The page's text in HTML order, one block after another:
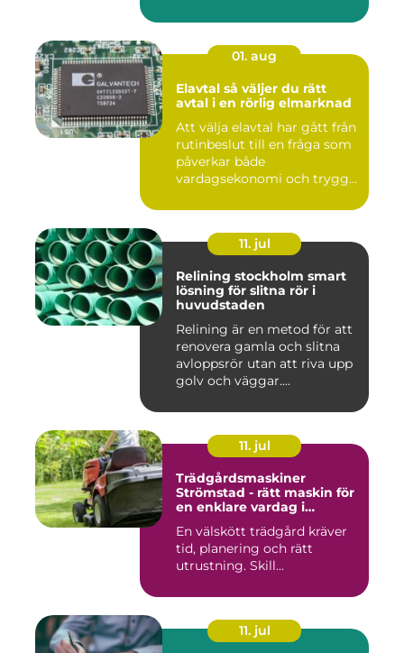
01. aug
Elavtal så väljer du rätt
avtal i en rörlig elmarknad
Att välja elavtal har gått från
rutinbeslut till en fråga som
påverkar både
vardagsekonomi och trygg...
11. jul
Relining stockholm smart
lösning för slitna rör i
huvudstaden
Relining är en metod för att
renovera gamla och slitna
avloppsrör utan att riva upp
golv och väggar....
11. jul
Trädgårdsmaskiner
Strömstad - rätt maskin för
en enklare vardag i
En välskött trädgård kräver
tid, planering och rätt
utrustning. Skill...
11. jul